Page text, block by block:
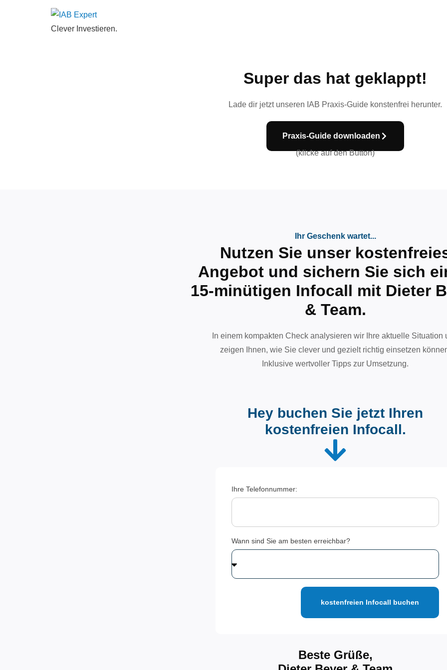
Clever Investieren.
Super das hat geklappt!
Lade dir jetzt unseren IAB Praxis-Guide konstenfrei herunter.
Praxis-Guide downloaden
(klicke auf den Button)
Ihr Geschenk wartet...
Nutzen Sie unser
Angebot und sichern Sie sich
15-minütigen Infocall mit Dieter
& Team.
In einem kompakten Check analysieren wir Ihre aktuelle Situation
zeigen Ihnen, wie Sie clever und gezielt richtig einsetzen
Inklusive wertvoller Tipps zur Umsetzung.
Hey buchen Sie jetzt Ihren
kostenfreien Infocall.
Ihre Telefonnummer:
Wann sind Sie am besten erreichbar?
kostenfreien Infocall buchen
Beste Grüße,